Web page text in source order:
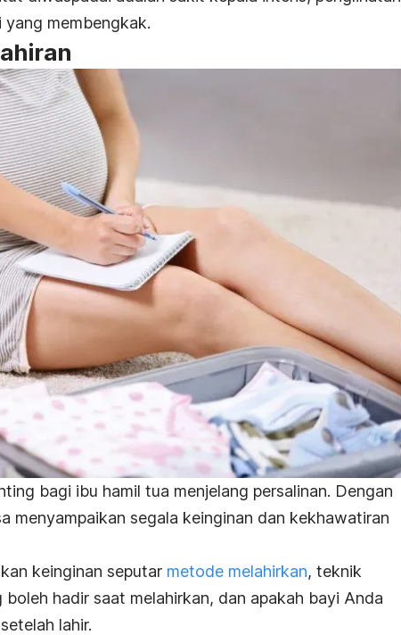
membengkak.
bagi ibu hamil tua menjelang persalinan. Dengan
menyampaikan segala keinginan dan kekhawatiran
keinginan seputar metode melahirkan, teknik
boleh hadir saat melahirkan, dan apakah bayi Anda
lahir.